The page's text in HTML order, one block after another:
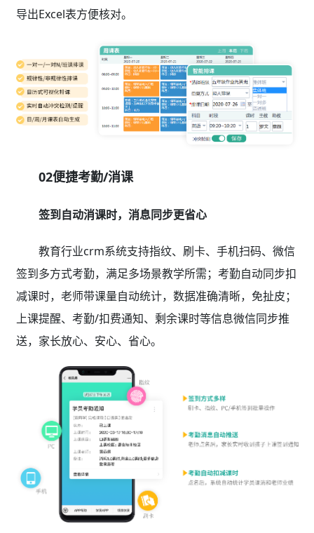
导出Excel表方便核对。
02便捷考勤/消课
签到自动消课时，消息同步更省心
教育行业crm系统支持指纹、刷卡、手机扫码、微信
签到多方式考勤，满足多场景教学所需；考勤自动同步扣
减课时，老师带课量自动统计，数据准确清晰，免扯皮；
上课提醒、考勤/扣费通知、剩余课时等信息微信同步推
送，家长放心、安心、省心。